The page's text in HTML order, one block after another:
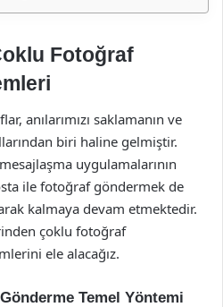
Fotoğraf
anılarımızı saklamanın ve
biri haline gelmiştir.
uygulamalarının
ile fotoğraf göndermek de
kalmaya devam etmektedir.
çoklu fotoğraf
ele alacağız.
Temel Yöntemi